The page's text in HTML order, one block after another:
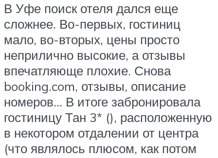
В Уфе поиск отеля дался еще
сложнее. Во-первых, гостиниц
мало, во-вторых, цены просто
неприлично высокие, а отзывы
впечатляюще плохие. Снова
booking.com, отзывы, описание
номеров… В итоге забронировала
гостиницу Тан 3* (), расположенную
в некотором отдалении от центра
(что являлось плюсом, как потом